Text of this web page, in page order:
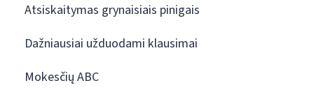
Atsiskaitymas grynaisiais pinigais
Dažniausiai užduodami klausimai
Mokesčių ABC